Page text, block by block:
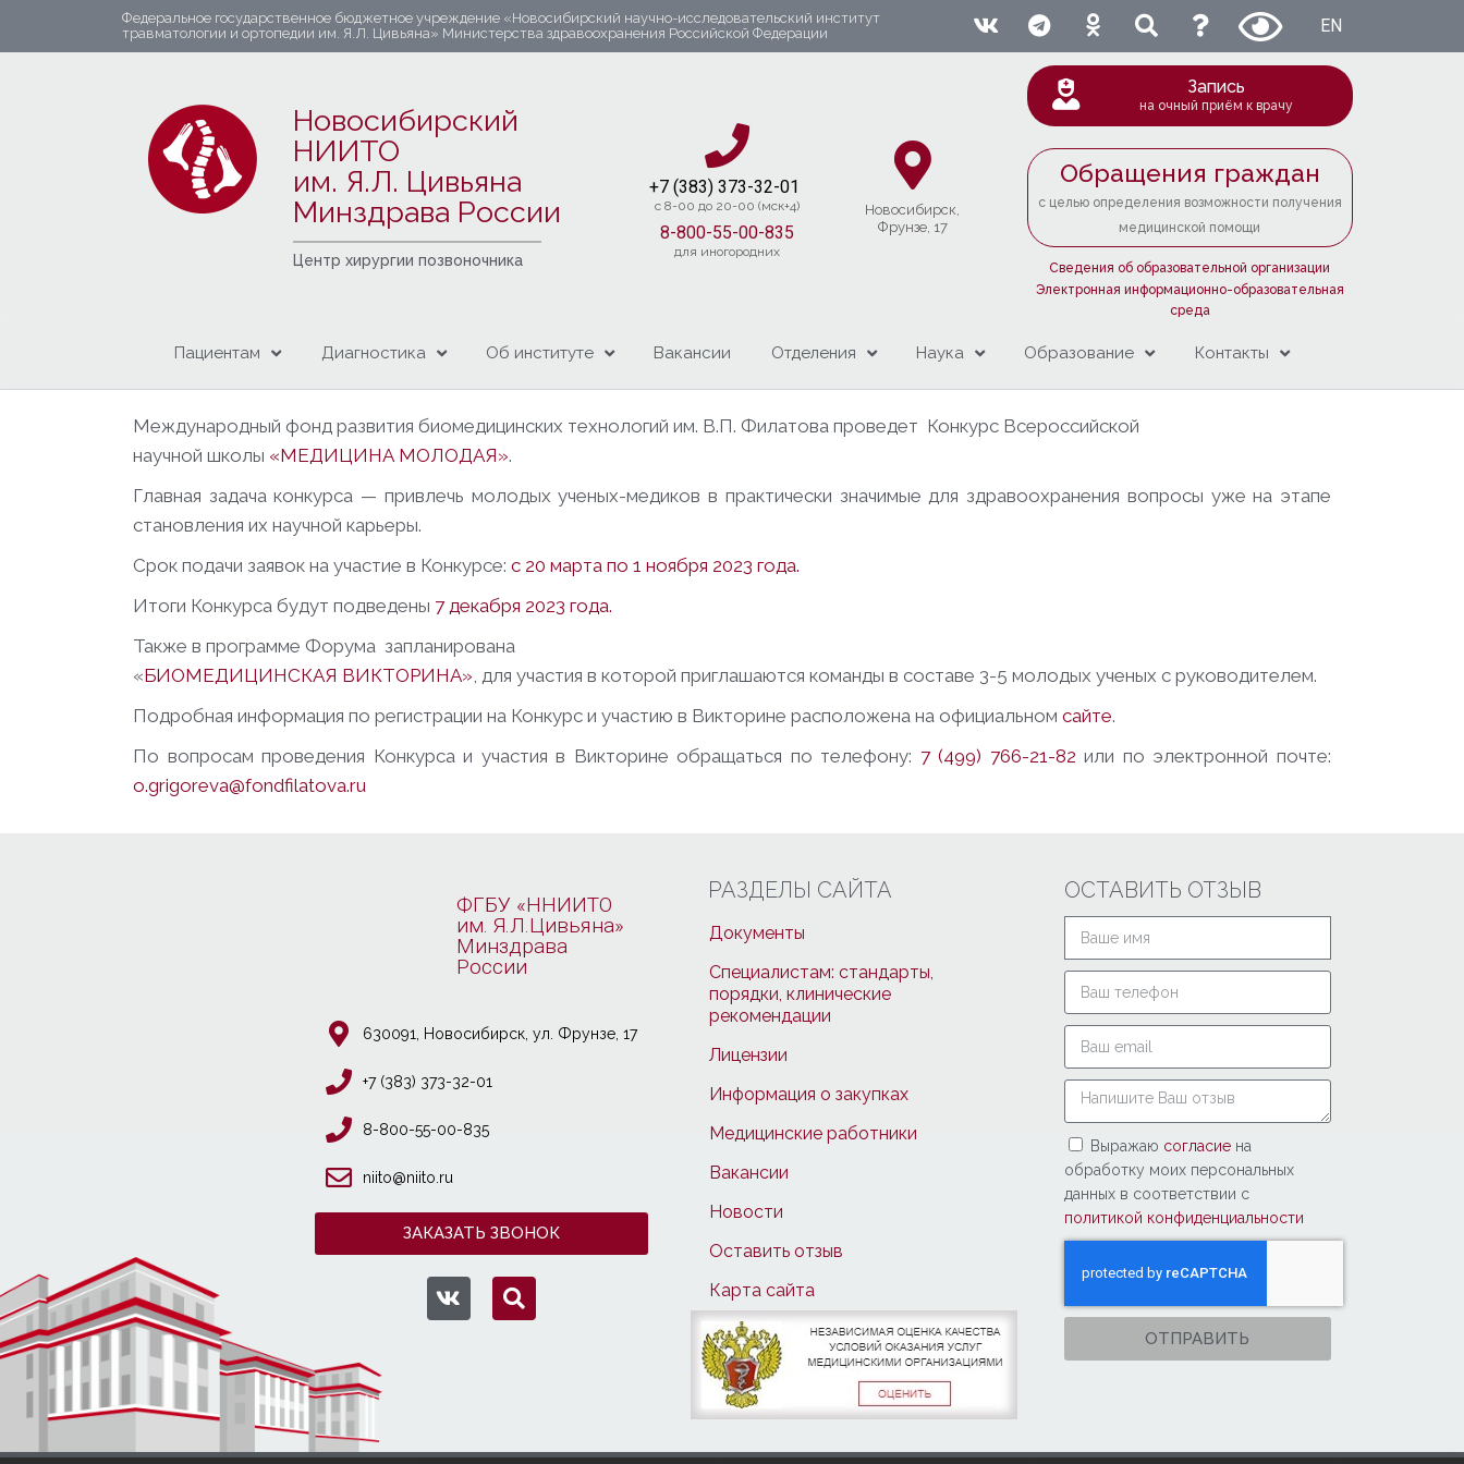
Федеральное государственное бюджетное учреждение «Новосибирский научно-исследовательский институт
травматологии и ортопедии им. Я.Л. Цивьяна» Министерства здравоохранения Российской Федерации
EN
Новосибирский
НИИТО
им. Я.Л. Цивьяна
Минздрава России
Центр хирургии позвоночника
+7 (383) 373-32-01​
c 8-00 до 20-00 (мск+4)
8-800-55-00-835
для иногородних
Новосибирcк,
Фрунзе, 17
Запись
на очный приём к врачу
Обращения граждан
с целью определения возможности получения
медицинской помощи
Сведения об образовательной организации
Электронная информационно-образовательная
среда
Пациентам Диагностика Об институте Вакансии Отделения Наука Образование Контакты
Международный фонд развития биомедицинских технологий им. В.П. Филатова проведет Конкурс Всероссийской
научной школы «МЕДИЦИНА МОЛОДАЯ».
Главная задача конкурса — привлечь молодых ученых-медиков в практически значимые для здравоохранения вопросы уже на этапе
становления их научной карьеры.
Срок подачи заявок на участие в Конкурсе: с 20 марта по 1 ноября 2023 года.
Итоги Конкурса будут подведены 7 декабря 2023 года.
Также в программе Форума запланирована
«БИОМЕДИЦИНСКАЯ ВИКТОРИНА», для участия в которой приглашаются команды в составе 3-5 молодых ученых с руководителем.
Подробная информация по регистрации на Конкурс и участию в Викторине расположена на официальном сайте.
По вопросам проведения Конкурса и участия в Викторине обращаться по телефону: 7 (499) 766-21-82 или по электронной почте:
o.grigoreva@fondfilatova.ru
ФГБУ «ННИИТО
им. Я.Л.Цивьяна»
Минздрава
России
630091, Новосибирcк, ул. Фрунзе, 17
+7 (383) 373-32-01
8-800-55-00-835
niito@niito.ru
ЗАКАЗАТЬ ЗВОНОК
РАЗДЕЛЫ САЙТА
Документы
Специалистам: стандарты,
порядки, клинические
рекомендации
Лицензии
Информация о закупках
Медицинские работники
Вакансии
Новости
Оставить отзыв
Карта сайта
ОСТАВИТЬ ОТЗЫВ
Выражаю согласие на
обработку моих персональных
данных в соответствии с
политикой конфиденциальности
ОТПРАВИТЬ